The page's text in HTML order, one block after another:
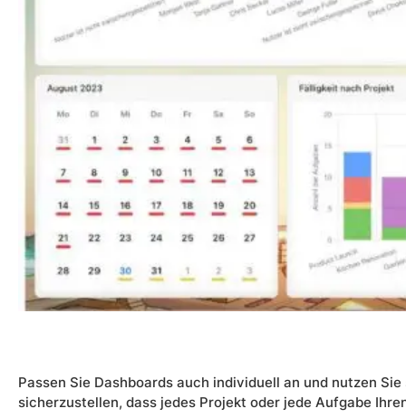
Passen Sie Dashboards auch individuell an und nutzen
sicherzustellen, dass jedes Projekt oder jede Aufgabe